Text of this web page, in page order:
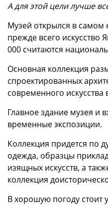
А для этой цели лучше
Музей открылся в самом
прежде всего искусство
000 считаются
Основная коллекция
спроектированных
современного
Главное здание музея и
временные экспозиции.
Коллекция придется по
одежда, образцы
изящных искусств, а
коллекция
В хорошую погоду стоит